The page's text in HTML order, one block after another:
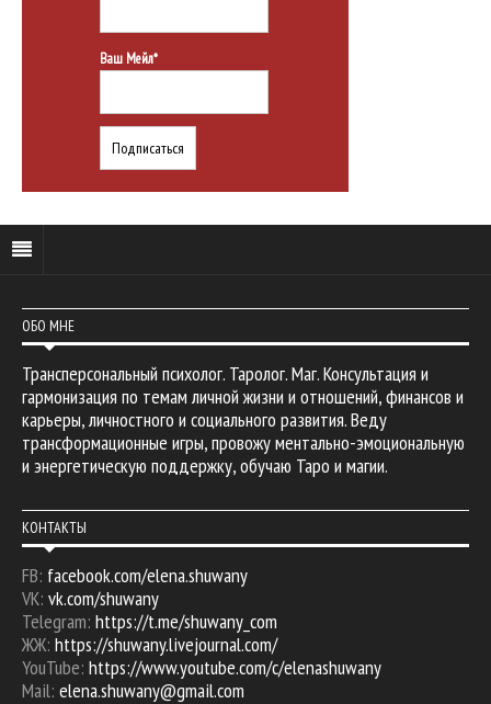
Ваш Мейл*
ОБО МНЕ
Трансперсональный психолог. Таролог. Маг. Консультация и
гармонизация по темам личной жизни и отношений, финансов и
карьеры, личностного и социального развития. Веду
трансформационные игры, провожу ментально-эмоциональную
и энергетическую поддержку, обучаю Таро и магии.
КОНТАКТЫ
FB: facebook.com/elena.shuwany
VK: vk.com/shuwany
Telegram: https://t.me/shuwany_com
ЖЖ: https://shuwany.livejournal.com/
YouTube: https://www.youtube.com/c/elenashuwany
Mail: elena.shuwany@gmail.com